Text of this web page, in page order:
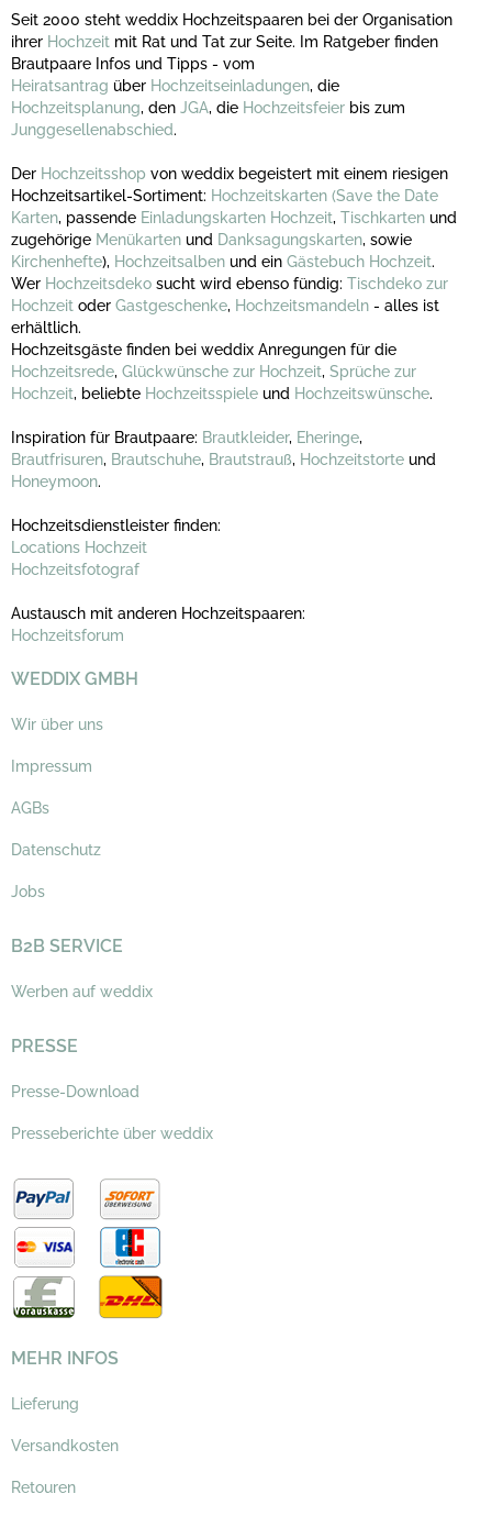
Seit 2000 steht weddix Hochzeitspaaren bei der Organisation
ihrer Hochzeit mit Rat und Tat zur Seite. Im Ratgeber finden
Brautpaare Infos und Tipps - vom
Heiratsantrag über Hochzeitseinladungen, die
Hochzeitsplanung, den JGA, die Hochzeitsfeier bis zum
Junggesellenabschied.
Der Hochzeitsshop von weddix begeistert mit einem riesigen
Hochzeitsartikel-Sortiment: Hochzeitskarten (Save the Date
Karten, passende Einladungskarten Hochzeit, Tischkarten und
zugehörige Menükarten und Danksagungskarten, sowie
Kirchenhefte), Hochzeitsalben und ein Gästebuch Hochzeit.
Wer Hochzeitsdeko sucht wird ebenso fündig: Tischdeko zur
Hochzeit oder Gastgeschenke, Hochzeitsmandeln - alles ist
erhältlich.
Hochzeitsgäste finden bei weddix Anregungen für die
Hochzeitsrede, Glückwünsche zur Hochzeit, Sprüche zur
Hochzeit, beliebte Hochzeitsspiele und Hochzeitswünsche.
Inspiration für Brautpaare: Brautkleider, Eheringe,
Brautfrisuren, Brautschuhe, Brautstrauß, Hochzeitstorte und
Honeymoon.
Hochzeitsdienstleister finden:
Locations Hochzeit
Hochzeitsfotograf
Austausch mit anderen Hochzeitspaaren:
Hochzeitsforum
WEDDIX GMBH
Wir über uns
Impressum
AGBs
Datenschutz
Jobs
B2B SERVICE
Werben auf weddix
PRESSE
Presse-Download
Presseberichte über weddix
MEHR INFOS
Lieferung
Versandkosten
Retouren